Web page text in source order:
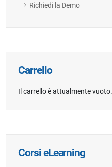
Richiedi la Demo
Carrello
Il carrello è attualmente vuoto.
Corsi eLearning